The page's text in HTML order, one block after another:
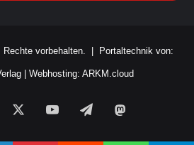
Rechte vorbehalten. | Portaltechnik von:
Webhosting: ARKM.cloud
YouTubeTelegram